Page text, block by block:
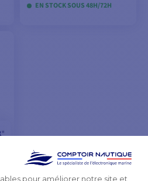
EN STOCK SOUS 48H/72H